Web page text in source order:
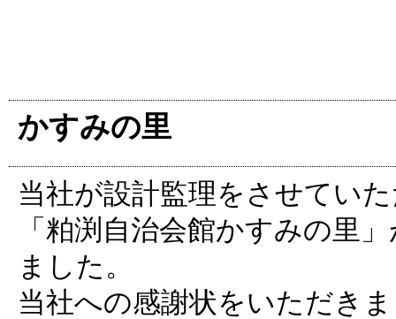
かすみの里
当社が設計監理をさせてい
「粕渕自治会館かすみの里
ました。
当社への感謝状をいただき